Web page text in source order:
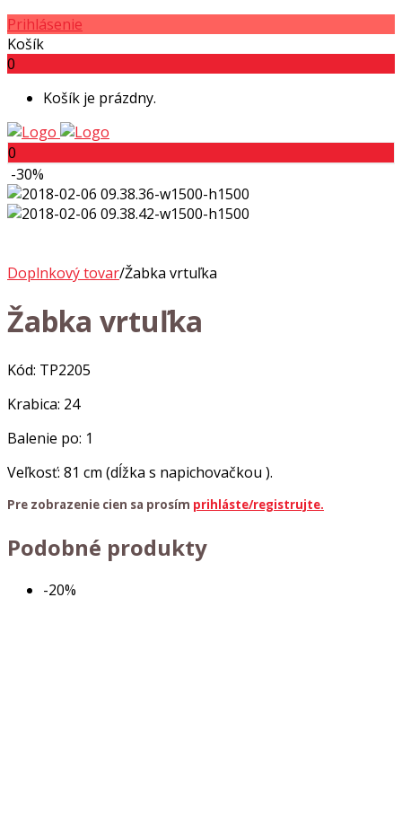
Prihlásenie
Košík
0
Košík je prázdny.
0
-30%
Doplnkový tovar/Žabka vrtuľka
Žabka vrtuľka
Kód: TP2205
Krabica: 24
Balenie po: 1
Veľkosť: 81 cm (dĺžka s napichovačkou ).
Pre zobrazenie cien sa prosím prihláste/registrujte.
Podobné produkty
-20%